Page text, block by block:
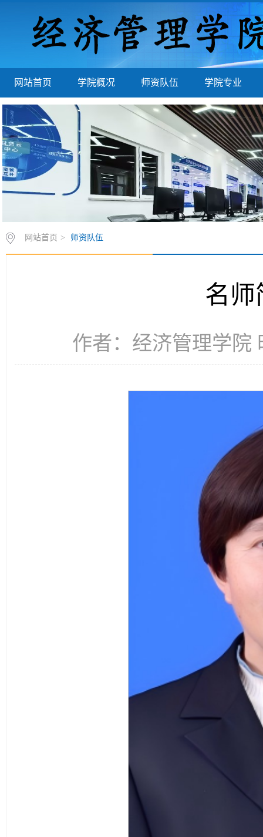
网站首页 学院概况 师资队伍 学院专业
网站首页 > 师资队伍
名
作者：经济管理学院